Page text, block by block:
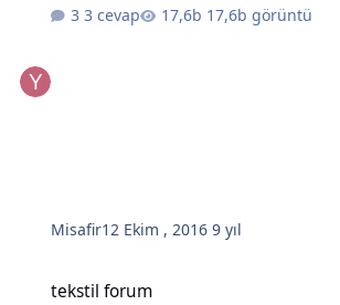
3 cevap
17,6b görüntü
Misafir12 Ekim , 20169 yıl
tekstil forum